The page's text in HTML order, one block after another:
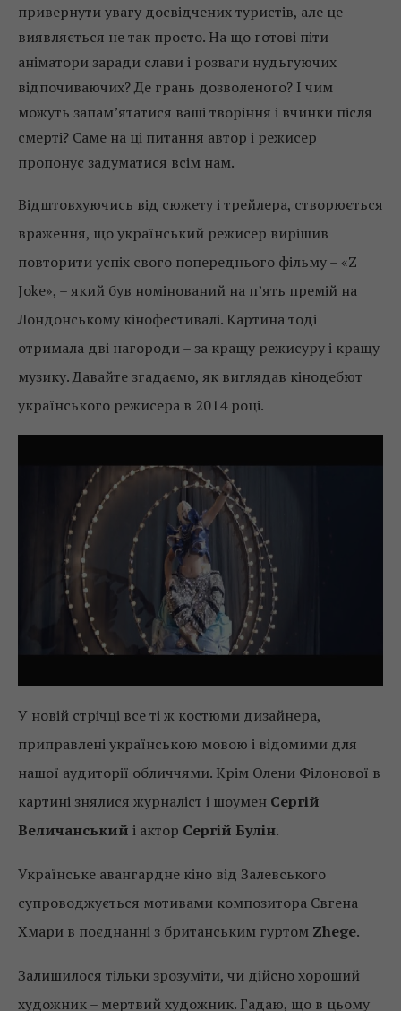
привернути увагу досвідчених туристів, але це
виявляється не так просто. На що готові піти
аніматори заради слави і розваги нудьгуючих
відпочиваючих? Де грань дозволеного? І чим
можуть запам’ятатися ваші творіння і вчинки після
смерті? Саме на ці питання автор і режисер
пропонує задуматися всім нам.
Відштовхуючись від сюжету і трейлера, створюється
враження, що український режисер вирішив
повторити успіх свого попереднього фільму – «Z
Joke», – який був номінований на п’ять премій на
Лондонському кінофестивалі. Картина тоді
отримала дві нагороди – за кращу режисуру і кращу
музику. Давайте згадаємо, як виглядав кінодебют
українського режисера в 2014 році.
У новій стрічці все ті ж костюми дизайнера,
приправлені українською мовою і відомими для
нашої аудиторії обличчями. Крім Олени Філонової в
картині знялися журналіст і шоумен Сергій
Величанський і актор Сергій Булін.
Українське авангардне кіно від Залевського
супроводжується мотивами композитора Євгена
Хмари в поєднанні з британським гуртом Zhege.
Залишилося тільки зрозуміти, чи дійсно хороший
художник – мертвий художник. Гадаю, що в цьому